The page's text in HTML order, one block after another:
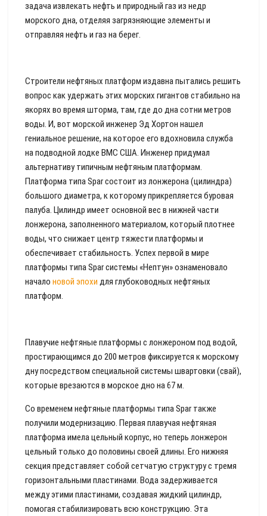
задача извлекать нефть и природный газ из недр
морского дна, отделяя загрязняющие элементы и
отправляя нефть и газ на берег.
Строители нефтяных платформ издавна пытались решить
вопрос как удержать этих морских гигантов стабильно на
якорях во время шторма, там, где до дна сотни метров
воды. И, вот морской инженер Эд Хортон нашел
гениальное решение, на которое его вдохновила служба
на подводной лодке ВМС США. Инженер придумал
альтернативу типичным нефтяным платформам.
Платформа типа Spar состоит из лонжерона (цилиндра)
большого диаметра, к которому прикрепляется буровая
палуба. Цилиндр имеет основной вес в нижней части
лонжерона, заполненного материалом, который плотнее
воды, что снижает центр тяжести платформы и
обеспечивает стабильность. Успех первой в мире
платформы типа Spar системы «Нептун» ознаменовало
начало новой эпохи для глубоководных нефтяных
платформ.
Плавучие нефтяные платформы с лонжероном под водой,
простирающимся до 200 метров фиксируется к морскому
дну посредством специальной системы швартовки (свай),
которые врезаются в морское дно на 67 м.
Со временем нефтяные платформы типа Spar также
получили модернизацию. Первая плавучая нефтяная
платформа имела цельный корпус, но теперь лонжерон
цельный только до половины своей длины. Его нижняя
секция представляет собой сетчатую структуру с тремя
горизонтальными пластинами. Вода задерживается
между этими пластинами, создавая жидкий цилиндр,
помогая стабилизировать всю конструкцию. Эта